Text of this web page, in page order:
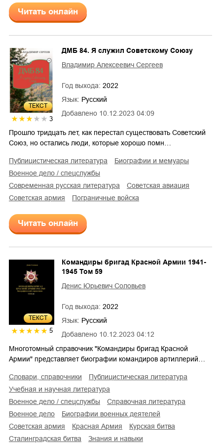
Читать онлайн
ТЕКСТ
3
Добавлено 10.12.2023 04:09
ДМБ 84. Я служил Советскому Союзу
Владимир Алексеевич Сергеев
Год выхода: 2022
Язык: Русский
Прошло тридцать лет, как перестал существовать Советский
Союз, но остались люди, которые хорошо помн…
публицистическая литература
биографии и мемуары
военное дело / спецслужбы
современная русская литература
советская авиация
советская армия
пограничные войска
Читать онлайн
ТЕКСТ
5 Добавлено 10.12.2023 04:12
Командиры бригад Красной Армии 1941-
1945 Том 59
Денис Юрьевич Соловьев
Год выхода: 2022
Язык: Русский
Многотомный справочник "Командиры бригад Красной
Армии" представляет биографии командиров артиллерий…
словари, справочники
публицистическая литература
учебная и научная литература
военное дело / спецслужбы
справочная литература
военное дело
биографии военных деятелей
советская армия
Красная Армия
Курская битва
Сталинградская битва
знания и навыки